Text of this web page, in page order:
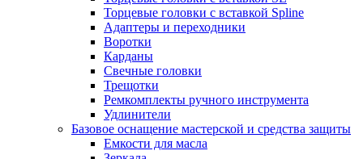
Торцевые головки с вставкой Spline
Адаптеры и переходники
Воротки
Карданы
Свечные головки
Трещотки
Ремкомплекты ручного инструмента
Удлинители
Базовое оснащение мастерской и средства защиты
Емкости для масла